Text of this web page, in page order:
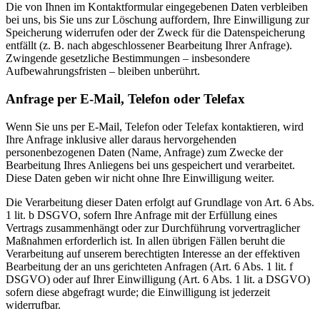
Die von Ihnen im Kontaktformular eingegebenen Daten verbleiben
bei uns, bis Sie uns zur Löschung auffordern, Ihre Einwilligung zur
Speicherung widerrufen oder der Zweck für die Datenspeicherung
entfällt (z. B. nach abgeschlossener Bearbeitung Ihrer Anfrage).
Zwingende gesetzliche Bestimmungen – insbesondere
Aufbewahrungsfristen – bleiben unberührt.
Anfrage per E-Mail, Telefon oder Telefax
Wenn Sie uns per E-Mail, Telefon oder Telefax kontaktieren, wird
Ihre Anfrage inklusive aller daraus hervorgehenden
personenbezogenen Daten (Name, Anfrage) zum Zwecke der
Bearbeitung Ihres Anliegens bei uns gespeichert und verarbeitet.
Diese Daten geben wir nicht ohne Ihre Einwilligung weiter.
Die Verarbeitung dieser Daten erfolgt auf Grundlage von Art. 6 Abs.
1 lit. b DSGVO, sofern Ihre Anfrage mit der Erfüllung eines
Vertrags zusammenhängt oder zur Durchführung vorvertraglicher
Maßnahmen erforderlich ist. In allen übrigen Fällen beruht die
Verarbeitung auf unserem berechtigten Interesse an der effektiven
Bearbeitung der an uns gerichteten Anfragen (Art. 6 Abs. 1 lit. f
DSGVO) oder auf Ihrer Einwilligung (Art. 6 Abs. 1 lit. a DSGVO)
sofern diese abgefragt wurde; die Einwilligung ist jederzeit
widerrufbar.